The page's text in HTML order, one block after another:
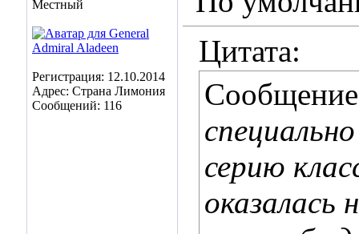
Местный
Регистрация: 12.10.2014
Адрес: Страна Лимония
Сообщений: 116
Цитата:
серию
оказалась